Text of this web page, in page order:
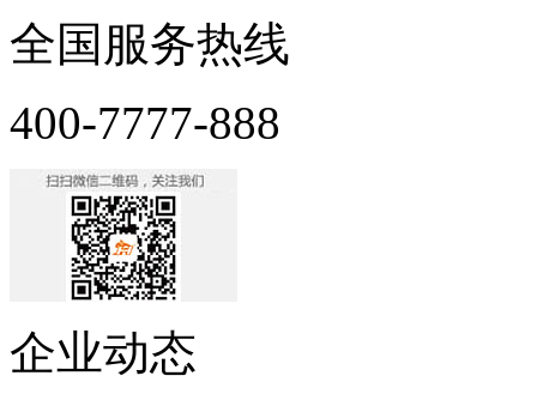
全国服务热线
400-7777-888
企业动态